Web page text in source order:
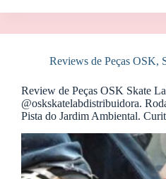
Reviews de Peças OSK,
Review de Peças OSK Skate
@oskskatelabdistribuidora.
Pista do Jardim Ambiental.